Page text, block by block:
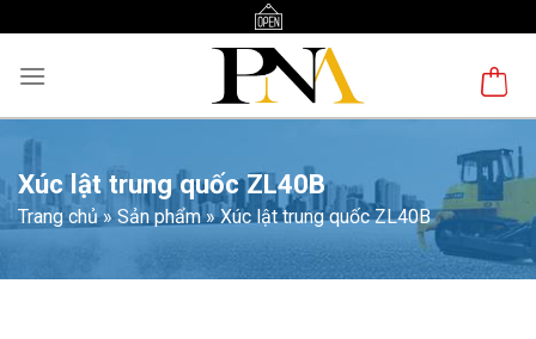
content
Xúc lật trung quốc ZL40B
Trang chủ» Sản phẩm»Xúc lật trung quốc ZL40B